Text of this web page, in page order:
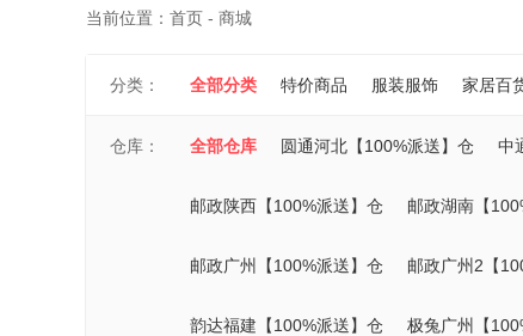
当前位置：首页 - 商城
分类： 全部分类 特价商品 服装服饰 家居百
仓库： 全部仓库 圆通河北【100%派送】仓 中
邮政陕西【100%派送】仓 邮政湖南【
邮政广州【100%派送】仓 邮政广州2【
韵达福建【100%派送】仓 极兔广州【